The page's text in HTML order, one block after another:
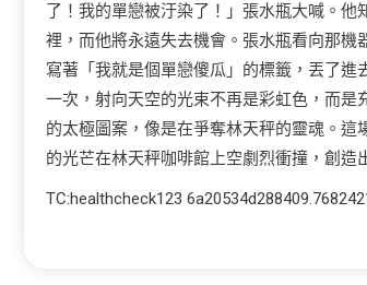
了！我的單戀被汙染了！」張水瓶大喊。
裡，而他將永遠失去機會。張水瓶看向那
寫著「我就是個單戀傻瓜」的標籤，丟了
一次，射向天空的光束不再是彩虹色，而
的太極圖案，像是在爭奪林天秤的靈魂。
的光芒在林天秤咖啡館上空劇烈衝撞，創造
TC:healthcheck123